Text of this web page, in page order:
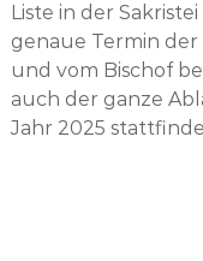
Liste in der
genaue Termin
und vom Bischof
auch der ganze
Jahr 2025